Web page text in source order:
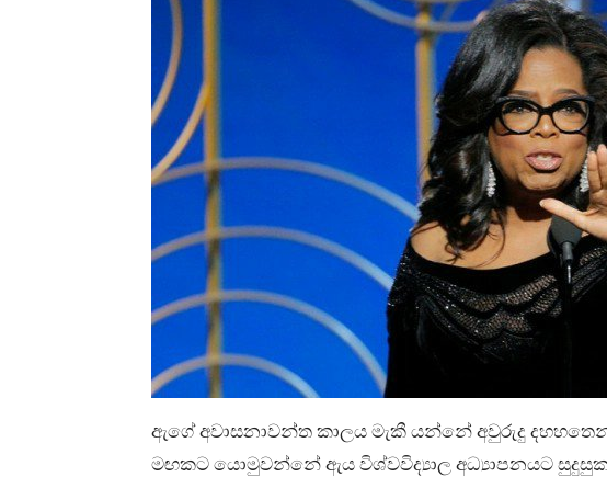
ඇගේ අවාසනාවන්ත කාලය මැකී යන්නේ අවුරුදු
මඟකට යොමුවන්නේ ඇය විශ්වවිද්‍යාල අධ්‍යාපනයට